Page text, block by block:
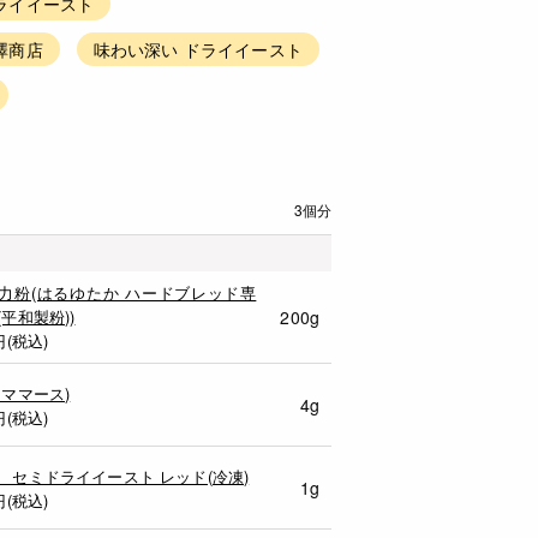
商店
味わい深い ドライイースト
3個分
粉(はるゆたか ハードブレッド専
和製粉))
(税込)
200g
マース)
(税込)
4g
ミドライイースト レッド(冷凍)
(税込)
1g